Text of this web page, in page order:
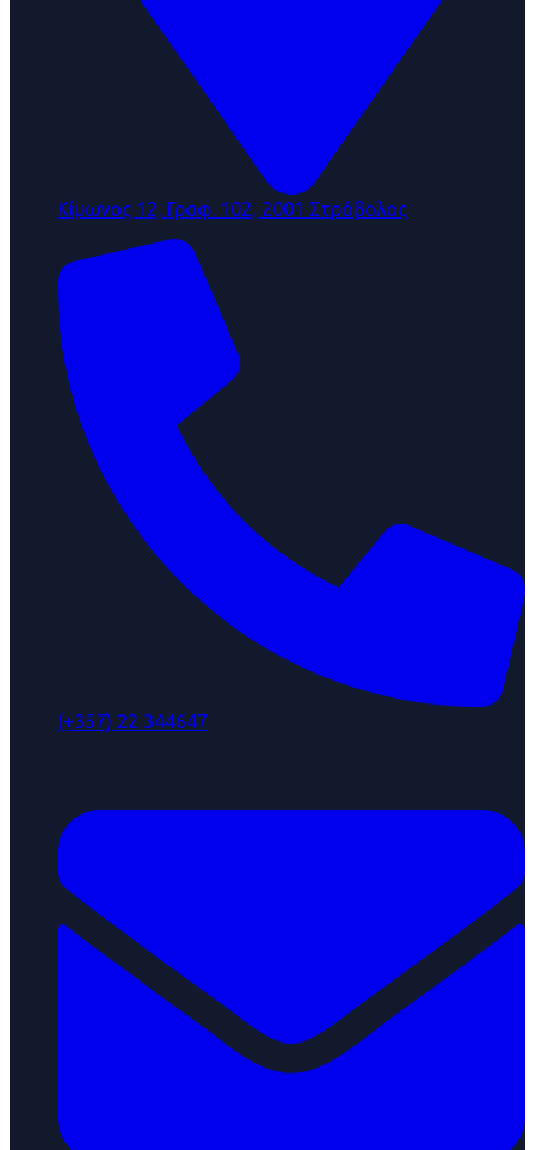
Κίμωνος 12, Γραφ. 102, 2001 Στρόβολος
(+357) 22 344647